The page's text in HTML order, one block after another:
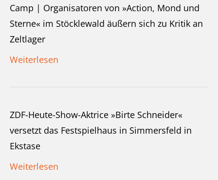
Camp | Organisatoren von »Action, Mond und
Sterne« im Stöcklewald äußern sich zu Kritik an
Zeltlager
Weiterlesen
ZDF-Heute-Show-Aktrice »Birte Schneider«
versetzt das Festspielhaus in Simmersfeld in
Ekstase
Weiterlesen